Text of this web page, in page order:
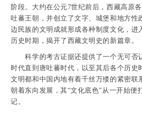
阶段。大约在公元7世纪前后，西藏高原
吐蕃王朝，并创立了文字、城堡和地方性
边民族的文明成就形成各种制度文化，进
历史时期，揭开了西藏文明史的新篇章。
科学的考古证据还提供了一个无可否
时代直到唐吐蕃时代，以至其后各个历史
文明都和中国内地有着千丝万缕的紧密联
朝着东向发展，其“文化底色”从一开始便
记。